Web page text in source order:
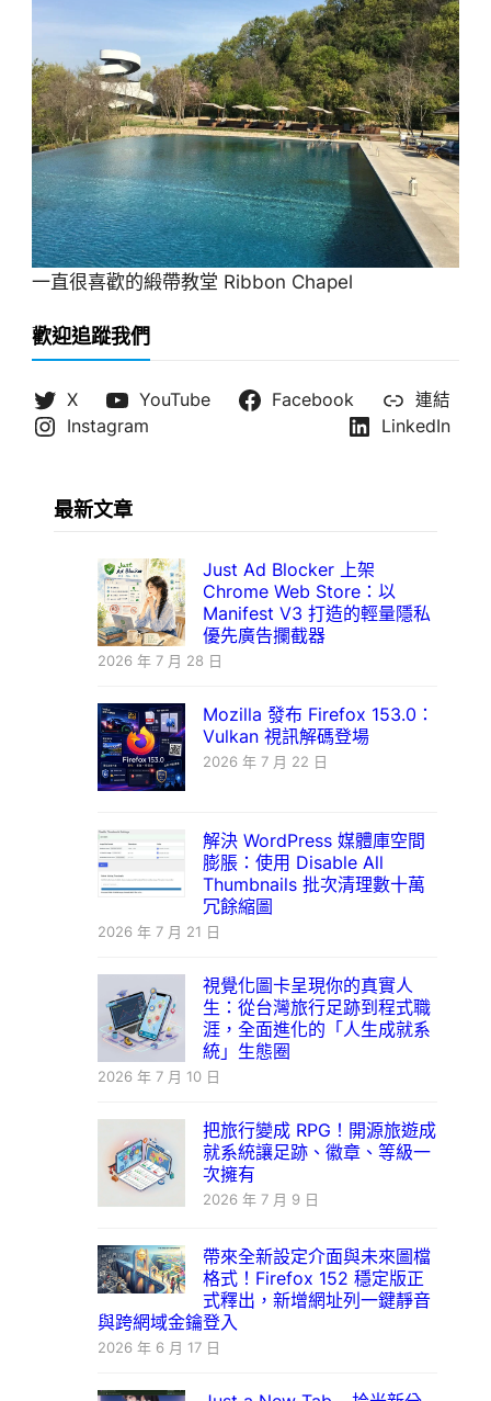
一直很喜歡的緞帶教堂 Ribbon Chapel
歡迎追蹤我們
X YouTube Facebook
連結
Instagram
LinkedIn
最新文章
Just Ad Blocker 上架
Chrome Web Store：以
Manifest V3 打造的輕量隱私
優先廣告攔截器
2026 年 7 月 28 日
Mozilla 發布 Firefox 153.0：
Vulkan 視訊解碼登場
2026 年 7 月 22 日
解決 WordPress 媒體庫空間
膨脹：使用 Disable All
Thumbnails 批次清理數十萬
冗餘縮圖
2026 年 7 月 21 日
視覺化圖卡呈現你的真實人
生：從台灣旅行足跡到程式職
涯，全面進化的「人生成就系
統」生態圈
2026 年 7 月 10 日
把旅行變成 RPG！開源旅遊成
就系統讓足跡、徽章、等級一
次擁有
2026 年 7 月 9 日
帶來全新設定介面與未來圖檔
格式！Firefox 152 穩定版正
式釋出，新增網址列一鍵靜音
與跨網域金鑰登入
2026 年 6 月 17 日